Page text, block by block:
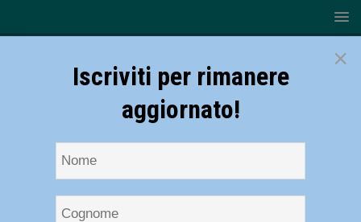
×
Iscriviti per rimanere
aggiornato!